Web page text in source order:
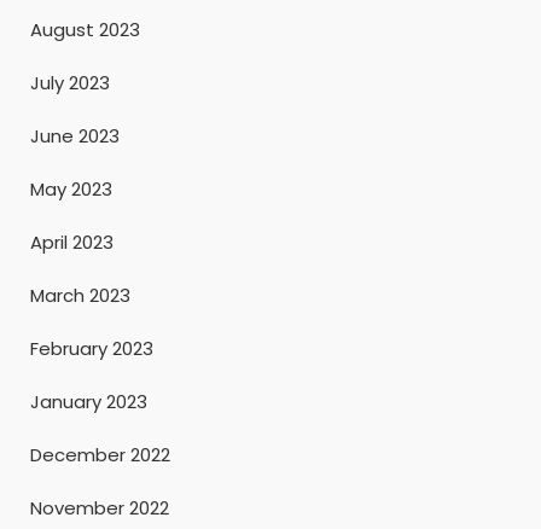
August 2023
July 2023
June 2023
May 2023
April 2023
March 2023
February 2023
January 2023
December 2022
November 2022